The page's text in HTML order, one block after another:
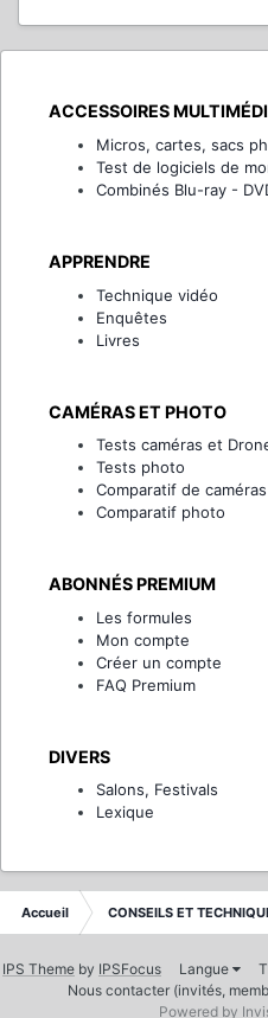
ACCESSOIRES
Micros, cartes, sacs
Test de logiciels de
Combinés Blu-ray -
APPRENDRE
Technique vidéo
Enquêtes
Livres
CAMÉRAS ET PHOTO
Tests caméras et
Tests photo
Comparatif de caméras
Comparatif photo
ABONNÉS PREMIUM
Les formules
Mon compte
Créer un compte
FAQ Premium
DIVERS
Salons, Festivals
Lexique
Accueil CONSEILS ET
IPS Theme by IPSFocus Langue
Nous contacter (invités,
Powered by